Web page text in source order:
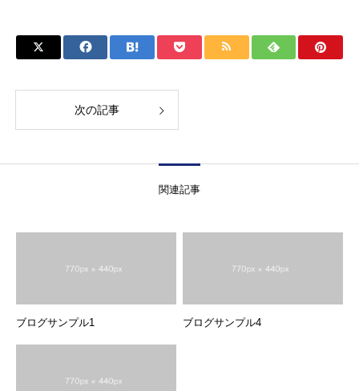
次の記事
関連記事
ブログサンプル1 ブログサンプル4